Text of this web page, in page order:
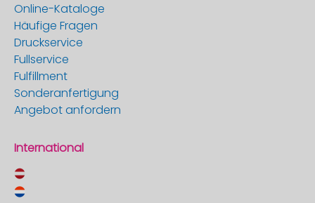
Online-Kataloge
Häufige Fragen
Druckservice
Fullservice
Fulfillment
Sonderanfertigung
Angebot anfordern
International